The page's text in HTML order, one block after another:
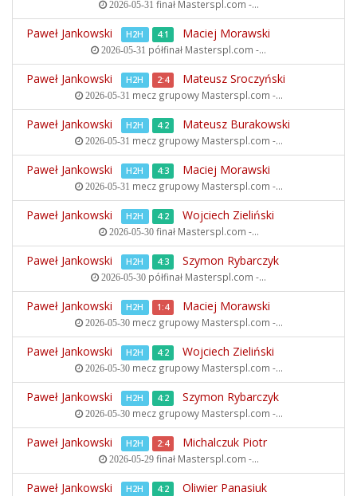
2026-05-31 finał Masterspl.com -...
Paweł Jankowski H2H 4:1 Maciej Morawski
2026-05-31 półfinał Masterspl.com -...
Paweł Jankowski H2H 2:4 Mateusz Sroczyński
2026-05-31 mecz grupowy Masterspl.com -...
Paweł Jankowski H2H 4:2 Mateusz Burakowski
2026-05-31 mecz grupowy Masterspl.com -...
Paweł Jankowski H2H 4:3 Maciej Morawski
2026-05-31 mecz grupowy Masterspl.com -...
Paweł Jankowski H2H 4:2 Wojciech Zieliński
2026-05-30finał Masterspl.com -...
Paweł Jankowski H2H 4:3 Szymon Rybarczyk
2026-05-30 półfinał Masterspl.com -...
Paweł Jankowski H2H 1:4 Maciej Morawski
2026-05-30mecz grupowy Masterspl.com -...
Paweł Jankowski H2H 4:2 Wojciech Zieliński
2026-05-30mecz grupowy Masterspl.com -...
Paweł Jankowski H2H 4:2 Szymon Rybarczyk
2026-05-30mecz grupowy Masterspl.com -...
Paweł Jankowski H2H 2:4 Michalczuk Piotr
2026-05-29finał Masterspl.com -...
Paweł Jankowski H2H 4:2 Oliwier Panasiuk